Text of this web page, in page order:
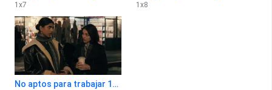
1 x7 1 x8
No aptos para trabajar 1x9